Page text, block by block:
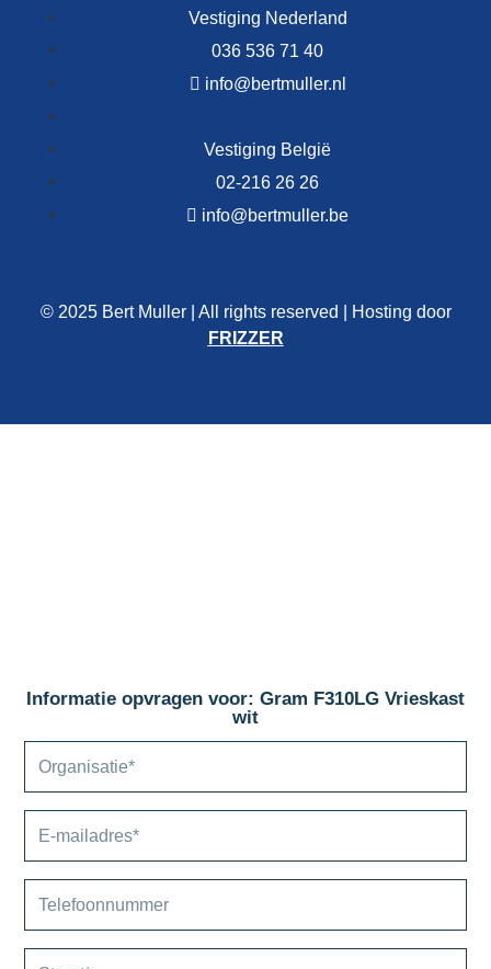
Vestiging Nederland
036 536 71 40
info@bertmuller.nl
Vestiging België
02-216 26 26
info@bertmuller.be
© 2025 Bert Muller | All rights reserved | Hosting door
FRIZZER
Informatie opvragen voor: Gram F310LG Vrieskast
wit